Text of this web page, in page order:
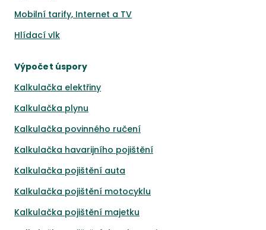
Mobilní tarify, Internet a TV
Hlídací vlk
Výpočet úspory
Kalkulačka elektřiny
Kalkulačka plynu
Kalkulačka povinného ručení
Kalkulačka havarijního pojištění
Kalkulačka pojištění auta
Kalkulačka pojištění motocyklu
Kalkulačka pojištění majetku